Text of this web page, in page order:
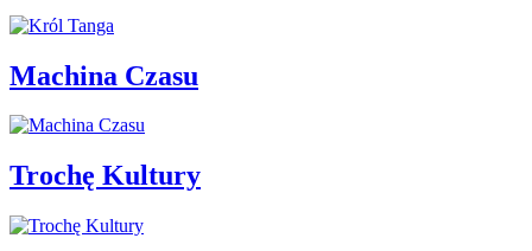
Machina Czasu
Trochę Kultury